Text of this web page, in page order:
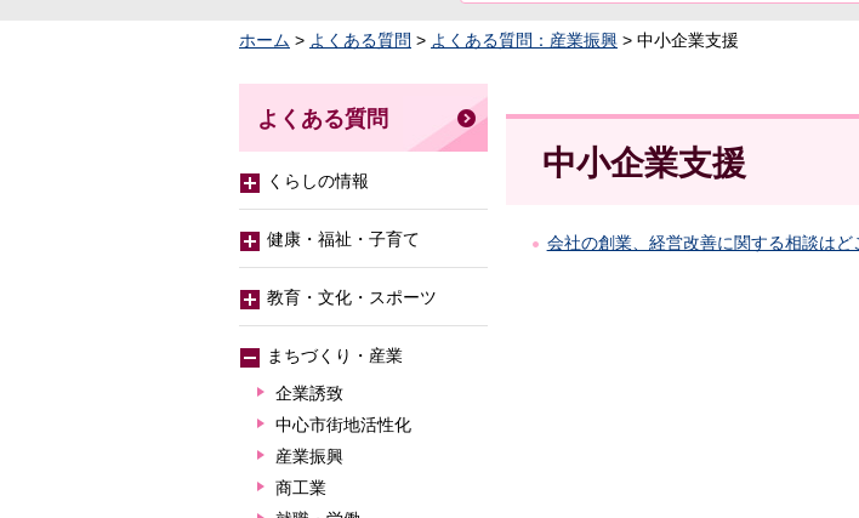
ホーム > よくある質問 > よくある質問：産業振興 > 中小企業支援
中小企業支援
会社の創業、経営改善に関する相談は
よくある質問
くらしの情報
健康・福祉・子育て
教育・文化・スポーツ
まちづくり・産業
企業誘致
中心市街地活性化
産業振興
商工業